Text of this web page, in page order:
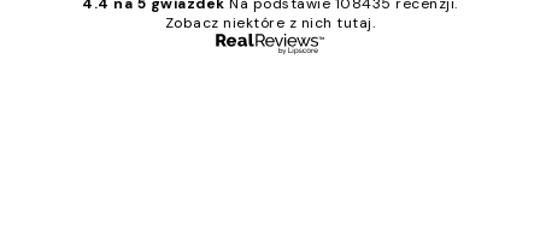
Zobacz niektóre z nich tutaj.